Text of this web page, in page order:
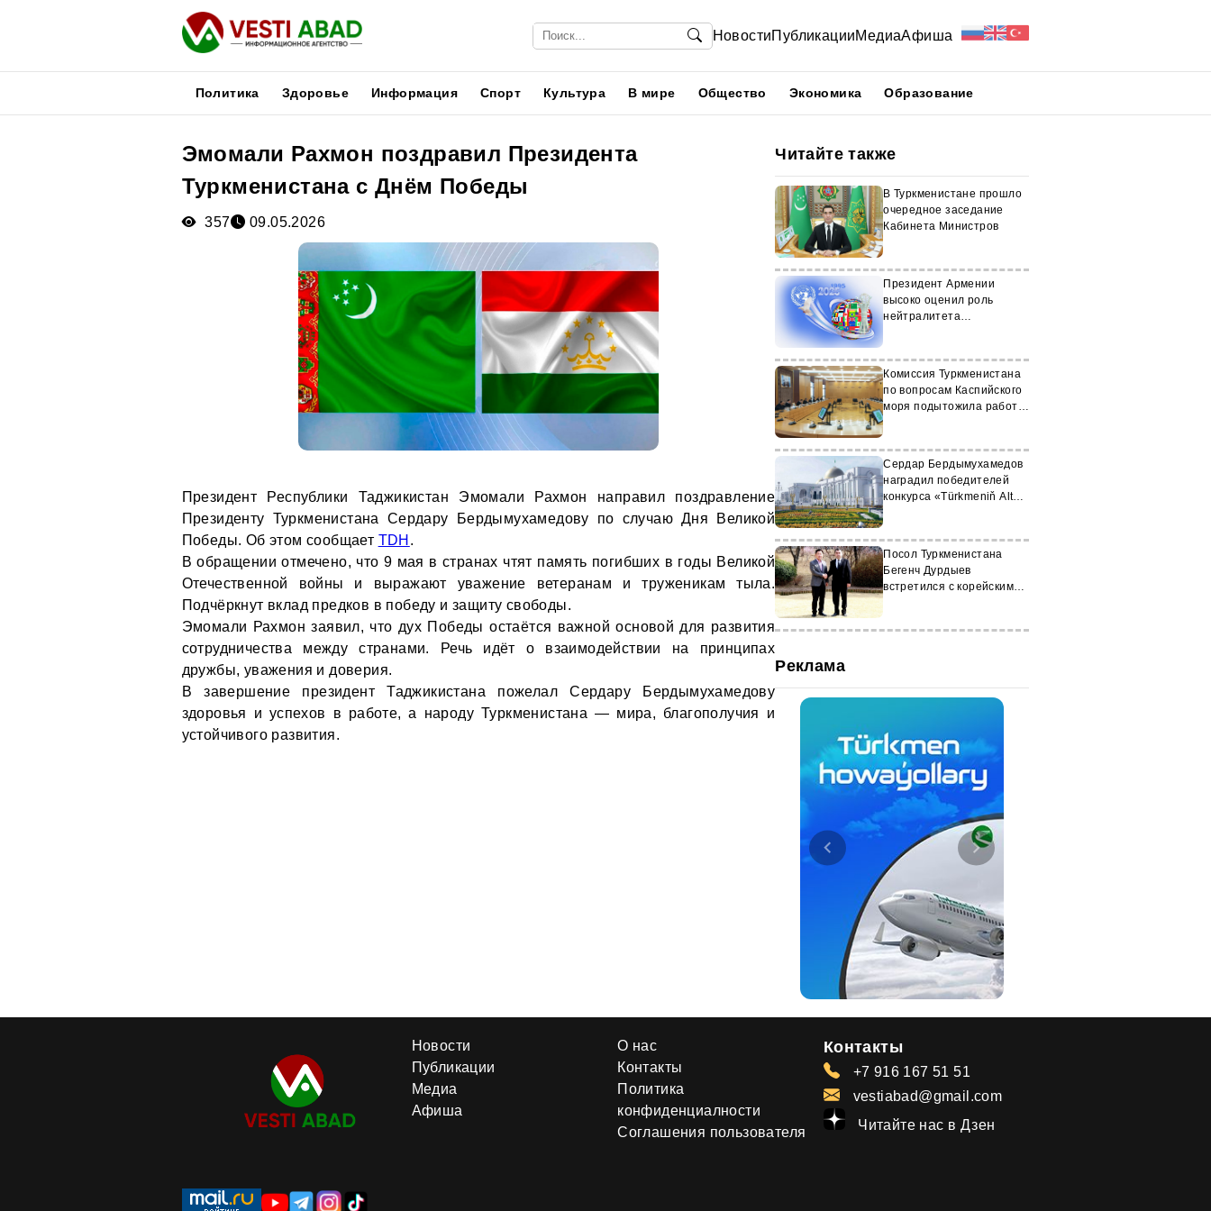
НовостиПубликацииМедиаАфиша
Политика Здоровье Информация Спорт Культура В мире Общество Экономика Образование
Эмомали Рахмон поздравил Президента
Туркменистана с Днём Победы
357 09.05.2026
Президент Республики Таджикистан Эмомали Рахмон направил поздравление
Президенту Туркменистана Сердару Бердымухамедову по случаю Дня Великой
Победы. Об этом сообщает TDH .
В обращении отмечено, что 9 мая в странах чтят память погибших в годы Великой
Отечественной войны и выражают уважение ветеранам и труженикам тыла.
Подчёркнут вклад предков в победу и защиту свободы.
Эмомали Рахмон заявил, что дух Победы остаётся важной основой для развития
сотрудничества между странами. Речь идёт о взаимодействии на принципах
дружбы, уважения и доверия.
В завершение президент Таджикистана пожелал Сердару Бердымухамедову
здоровья и успехов в работе, а народу Туркменистана — мира, благополучия и
устойчивого развития.
Читайте также
В Туркменистане прошло
очередное заседание
Кабинета Министров
Президент Армении
высоко оценил роль
нейтралитета
Комиссия Туркменистана
по вопросам Каспийского
моря подытожила работу
Сердар Бердымухамедов
наградил победителей
конкурса «Türkmeniň Altyn
Посол Туркменистана
Бегенч Дурдыев
встретился с корейским
Реклама
Новости
Публикации
Медиа
Афиша
О нас
Контакты
Политика
конфиденциалности
Соглашения пользователя
Контакты
+7 916 167 51 51
vestiabad@gmail.com
Читайте нас в Дзен